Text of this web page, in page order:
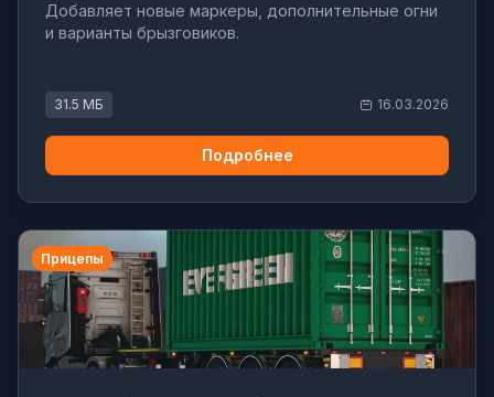
Добавляет новые маркеры, дополнительные огни
и варианты брызговиков.
31.5 МБ 16.03.2026
Подробнее
Прицепы